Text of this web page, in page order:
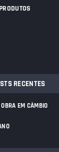
RECENTES
EM CÂMBIO